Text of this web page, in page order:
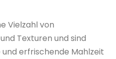
Vielzahl von
Texturen und sind
erfrischende Mahlzeit